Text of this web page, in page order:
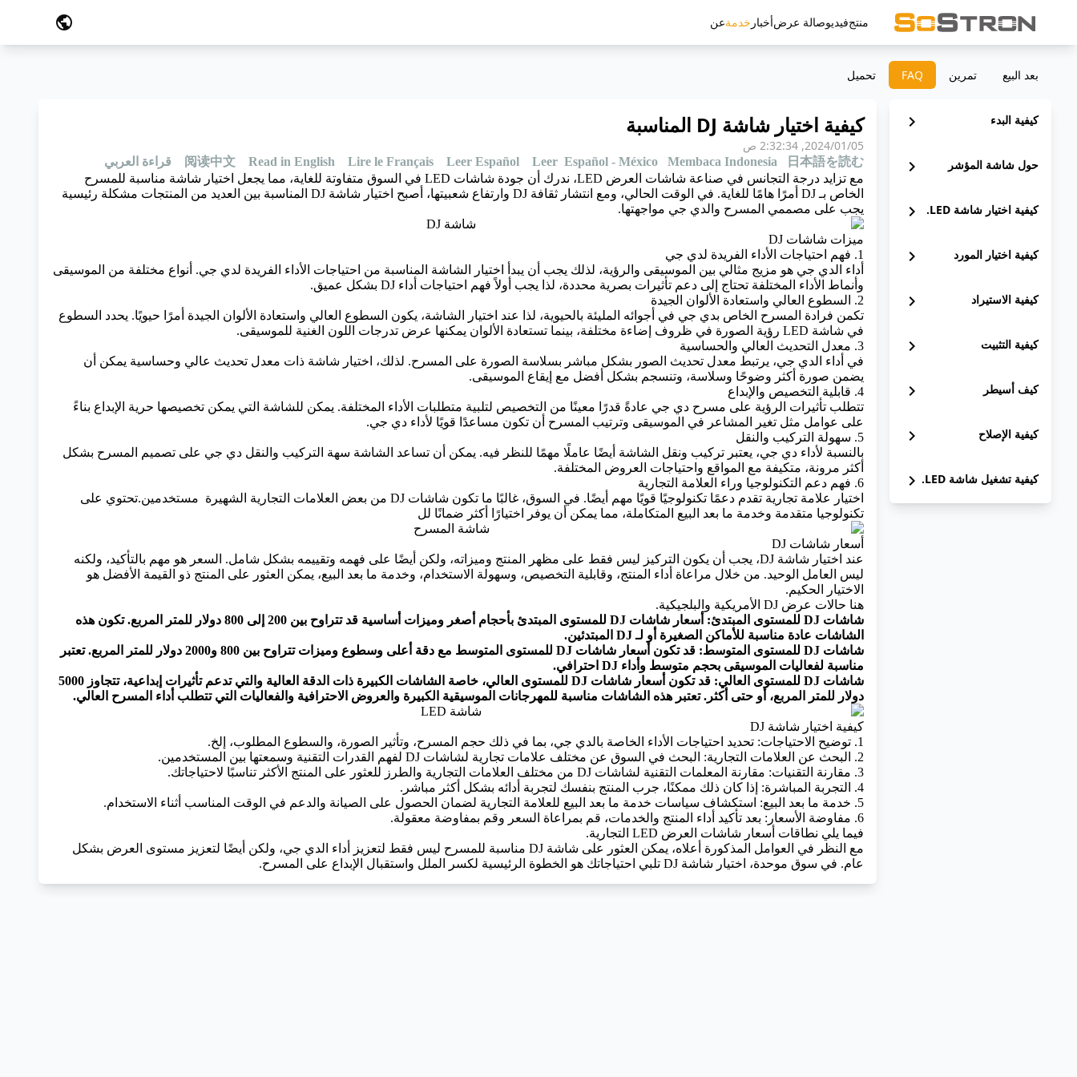
منتجفيديوصالة عرضأخبار خدمةعن public
بعد البيع تمرين ‫FAQ تحميل
كيفية البدء chevron_right
حول شاشة المؤشر chevron_right
كيفية اختيار شاشة LED. chevron_right
كيفية اختيار المورد chevron_right
كيفية الاستيراد chevron_right
كيفية التثبيت chevron_right
كيف أسيطر chevron_right
كيفية الإصلاح chevron_right
كيفية تشغيل شاشة LED. chevron_right
كيفية اختيار شاشة DJ المناسبة
05‏/01‏/2024, 2:32:34 ص
阅读中文 Read in English Lire le Français Leer Español Leer Español - México Membaca Indonesia 日本語を読む
قراءة العربي
مع تزايد درجة التجانس في صناعة شاشات العرض LED، ندرك أن جودة شاشات LED في السوق متفاوتة للغاية، مما يجعل اختيار شاشة مناسبة للمسرح
الخاص بـ DJ أمرًا هامًا للغاية. في الوقت الحالي، ومع انتشار ثقافة DJ وارتفاع شعبيتها، أصبح اختيار شاشة DJ المناسبة بين العديد من المنتجات مشكلة رئيسية
يجب على مصممي المسرح والدي جي مواجهتها.
ميزات شاشات DJ
1. فهم احتياجات الأداء الفريدة لدي جي
أداء الدي جي هو مزيج مثالي بين الموسيقى والرؤية، لذلك يجب أن يبدأ اختيار الشاشة المناسبة من احتياجات الأداء الفريدة لدي جي. أنواع مختلفة من الموسيقى
وأنماط الأداء المختلفة تحتاج إلى دعم تأثيرات بصرية محددة، لذا يجب أولاً فهم احتياجات أداء DJ بشكل عميق.
2. السطوع العالي واستعادة الألوان الجيدة
تكمن فرادة المسرح الخاص بدي جي في أجوائه المليئة بالحيوية، لذا عند اختيار الشاشة، يكون السطوع العالي واستعادة الألوان الجيدة أمرًا حيويًا. يحدد السطوع
في شاشة LED رؤية الصورة في ظروف إضاءة مختلفة، بينما تستعادة الألوان يمكنها عرض تدرجات اللون الغنية للموسيقى.
3. معدل التحديث العالي والحساسية
في أداء الدي جي، يرتبط معدل تحديث الصور بشكل مباشر بسلاسة الصورة على المسرح. لذلك، اختيار شاشة ذات معدل تحديث عالي وحساسية يمكن أن
يضمن صورة أكثر وضوحًا وسلاسة، وتنسجم بشكل أفضل مع إيقاع الموسيقى.
4. قابلية التخصيص والإبداع
تتطلب تأثيرات الرؤية على مسرح دي جي عادةً قدرًا معينًا من التخصيص لتلبية متطلبات الأداء المختلفة. يمكن للشاشة التي يمكن تخصيصها حرية الإبداع بناءً
على عوامل مثل تغير المشاعر في الموسيقى وترتيب المسرح أن تكون مساعدًا قويًا لأداء دي جي.
5. سهولة التركيب والنقل
بالنسبة لأداء دي جي، يعتبر تركيب ونقل الشاشة أيضًا عاملًا مهمًا للنظر فيه. يمكن أن تساعد الشاشة سهة التركيب والنقل دي جي على تصميم المسرح بشكل
أكثر مرونة، متكيفة مع المواقع واحتياجات العروض المختلفة.
6. فهم دعم التكنولوجيا وراء العلامة التجارية
اختيار علامة تجارية تقدم دعمًا تكنولوجيًا قويًا مهم أيضًا. في السوق، غالبًا ما تكون شاشات DJ من بعض العلامات التجارية الشهيرة مستخدمين.تحتوي على
تكنولوجيا متقدمة وخدمة ما بعد البيع المتكاملة، مما يمكن أن يوفر اختيارًا أكثر ضمانًا لل
أسعار شاشات DJ
عند اختيار شاشة DJ، يجب أن يكون التركيز ليس فقط على مظهر المنتج وميزاته، ولكن أيضًا على فهمه وتقييمه بشكل شامل. السعر هو مهم بالتأكيد، ولكنه
ليس العامل الوحيد. من خلال مراعاة أداء المنتج، وقابلية التخصيص، وسهولة الاستخدام، وخدمة ما بعد البيع، يمكن العثور على المنتج ذو القيمة الأفضل هو
الاختيار الحكيم.
هنا حالات عرض DJ الأمريكية والبلجيكية.
شاشات DJ للمستوى المبتدئ: أسعار شاشات DJ للمستوى المبتدئ بأحجام أصغر وميزات أساسية قد تتراوح بين 200 إلى 800 دولار للمتر المربع. تكون هذه
الشاشات عادة مناسبة للأماكن الصغيرة أو لـ DJ المبتدئين.
شاشات DJ للمستوى المتوسط: قد تكون أسعار شاشات DJ للمستوى المتوسط مع دقة أعلى وسطوع وميزات تتراوح بين 800 و2000 دولار للمتر المربع. تعتبر
مناسبة لفعاليات الموسيقى بحجم متوسط وأداء DJ احترافي.
شاشات DJ للمستوى العالي: قد تكون أسعار شاشات DJ للمستوى العالي، خاصة الشاشات الكبيرة ذات الدقة العالية والتي تدعم تأثيرات إبداعية، تتجاوز 5000
دولار للمتر المربع، أو حتى أكثر. تعتبر هذه الشاشات مناسبة للمهرجانات الموسيقية الكبيرة والعروض الاحترافية والفعاليات التي تتطلب أداء المسرح العالي.
كيفية اختيار شاشة DJ
1. توضيح الاحتياجات: تحديد احتياجات الأداء الخاصة بالدي جي، بما في ذلك حجم المسرح، وتأثير الصورة، والسطوع المطلوب، إلخ.
2. البحث عن العلامات التجارية: البحث في السوق عن مختلف علامات تجارية لشاشات DJ لفهم القدرات التقنية وسمعتها بين المستخدمين.
3. مقارنة التقنيات: مقارنة المعلمات التقنية لشاشات DJ من مختلف العلامات التجارية والطرز للعثور على المنتج الأكثر تناسبًا لاحتياجاتك.
4. التجربة المباشرة: إذا كان ذلك ممكنًا، جرب المنتج بنفسك لتجربة أدائه بشكل أكثر مباشر.
5. خدمة ما بعد البيع: استكشاف سياسات خدمة ما بعد البيع للعلامة التجارية لضمان الحصول على الصيانة والدعم في الوقت المناسب أثناء الاستخدام.
6. مفاوضة الأسعار: بعد تأكيد أداء المنتج والخدمات، قم بمراعاة السعر وقم بمفاوضة معقولة.
فيما يلي نطاقات أسعار شاشات العرض LED التجارية.
مع النظر في العوامل المذكورة أعلاه، يمكن العثور على شاشة DJ مناسبة للمسرح ليس فقط لتعزيز أداء الدي جي، ولكن أيضًا لتعزيز مستوى العرض بشكل
عام. في سوق موحدة، اختيار شاشة DJ تلبي احتياجاتك هو الخطوة الرئيسية لكسر الملل واستقبال الإبداع على المسرح.